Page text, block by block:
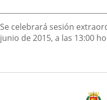
Descripción
Se celebrará sesión
junio de 2015, a las 13:00